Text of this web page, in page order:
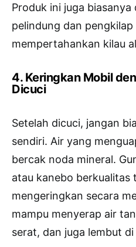
Produk ini juga
pelindung dan
mempertahankan kilau
4. Keringkan Mobil
Dicuci
Setelah dicuci, jangan
sendiri. Air yang
bercak noda mineral.
atau kanebo berkualitas
mengeringkan secara
mampu menyerap air
serat, dan juga lembut